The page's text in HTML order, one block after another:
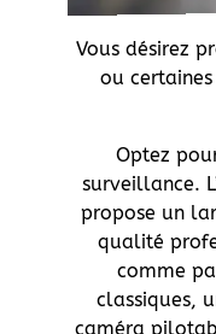
Vous désirez
ou
Optez
surveillance.
propose un
qualité
comme
classiques,
caméra